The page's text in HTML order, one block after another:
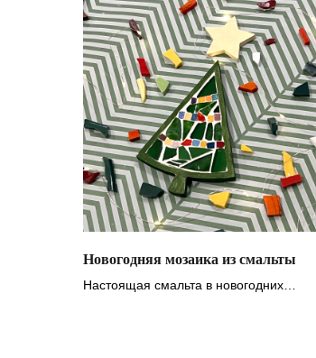
Новогодняя мозаика из смальты
Настоящая смальта в новогодних